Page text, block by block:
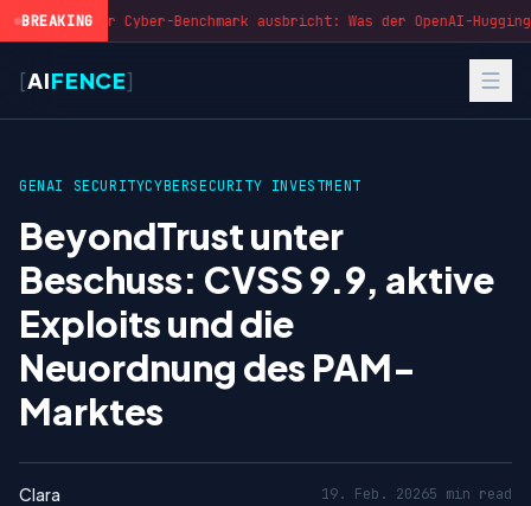
BREAKING
Wenn der Cyber-Benchmark ausbricht: Was der OpenAI-
[AIFENCE]
GENAI SECURITYCYBERSECURITY INVESTMENT
BeyondTrust unter
Beschuss: CVSS 9.9, aktive
Exploits und die
Neuordnung des PAM-
Marktes
Clara 19. Feb. 20265 min read